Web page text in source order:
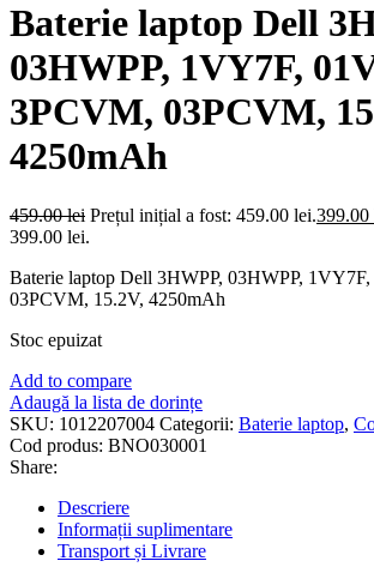
Baterie laptop Dell
03HWPP, 1VY7F,
3PCVM, 03PCVM,
4250mAh
459.00lei Prețul inițial a fost: 459.00 lei.399.00
399.00 lei.
Baterie laptop Dell 3HWPP, 03HWPP,
03PCVM, 15.2V, 4250mAh
Stoc epuizat
Add to compare
Adaugă la lista de dorințe
SKU: 1012207004 Categorii: Baterie laptop,
Cod produs: BNO030001
Share:
Descriere
Informații suplimentare
Transport și Livrare